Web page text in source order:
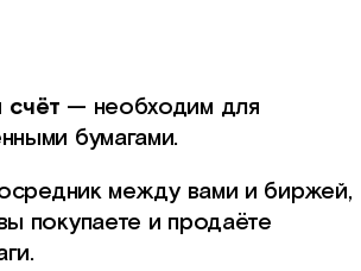
счёт — необходим для
бумагами.
между вами и биржей,
покупаете и продаёте